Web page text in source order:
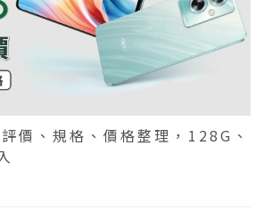
價、規格、價格整理，128G、